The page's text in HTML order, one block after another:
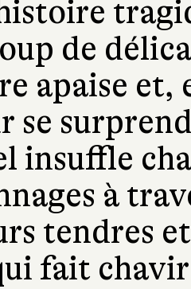
de
apaise et,
se
insuffle
à
tendres
fait